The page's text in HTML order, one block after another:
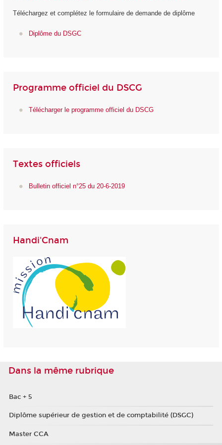
Téléchargez et complétez le formulaire de demande de diplôme
Diplôme du DSGC
Programme officiel du DSCG
Télécharger le programme officiel du DSCG
Textes officiels
Bulletin officiel n°25 du 20-6-2019
Handi'Cnam
Dans la même rubrique
Bac + 5
Diplôme supérieur de gestion et de comptabilité (DSGC)
Master CCA